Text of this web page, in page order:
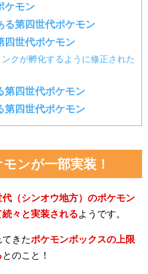
ケモン
る第四世代ポケモン
四世代ポケモン
クが孵化するように修正された
第四世代ポケモン
第四世代ポケモン
ンが一部実装！
（シンオウ地方）のポケモン
々と実装されるようです。
きたポケモンボックスの上限
とのこと！